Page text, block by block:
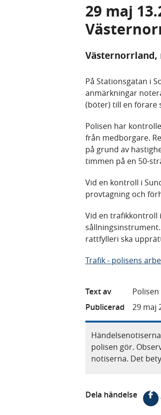
29 maj
På Stationsgatan i
anmärkningar
(böter) till en förare
Polisen har
från medborgare.
på grund av
timmen på en 50-
Vid en kontroll i
provtagning och
Vid en trafikkontroll
rattfylleri ska
Trafik - polisens
Text av
Polisen
Publicerad
29 maj
polisen gör.
notiserna. Det
Dela händelse